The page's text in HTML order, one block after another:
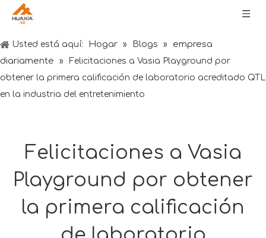
Usted está aquí: Hogar » Blogs »
empresa
diariamente
»
Felicitaciones a Vasia Playground por
obtener la primera calificación de laboratorio acreditado QTL
en la industria del entretenimiento
Felicitaciones a Vasia
Playground por obtener
la primera calificación